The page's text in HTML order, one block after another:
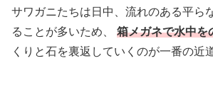
サワガニたちは日中、流れのある平ら
ることが多いため、 箱メガネで水中を
くりと石を裏返していくのが一番の近